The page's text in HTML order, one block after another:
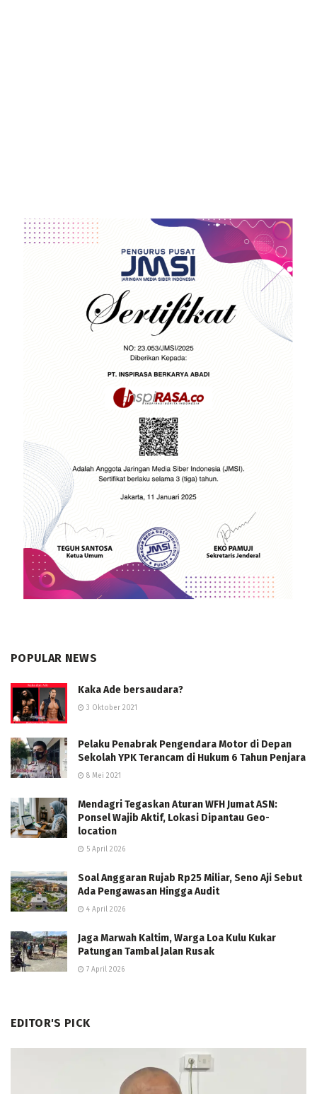
POPULAR NEWS
Kaka Ade bersaudara?
3 Oktober 2021
Pelaku Penabrak Pengendara Motor di Depan
Sekolah YPK Terancam di Hukum 6 Tahun Penjara
8 Mei 2021
Mendagri Tegaskan Aturan WFH Jumat ASN:
Ponsel Wajib Aktif, Lokasi Dipantau Geo-
location
5 April 2026
Soal Anggaran Rujab Rp25 Miliar, Seno Aji Sebut
Ada Pengawasan Hingga Audit
4 April 2026
Jaga Marwah Kaltim, Warga Loa Kulu Kukar
Patungan Tambal Jalan Rusak
7 April 2026
EDITOR'S PICK